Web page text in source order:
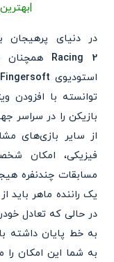
در دنیای پرهیجان
Racing 2 همچنان
استودیوی Fingersoft
توانسته با افزودن
از سایر بازی‌های
فیزیکی، امکان
مسابقات چندنفره
یک راننده ماهر باید
در حالی که تعادل
به شما این امکان را